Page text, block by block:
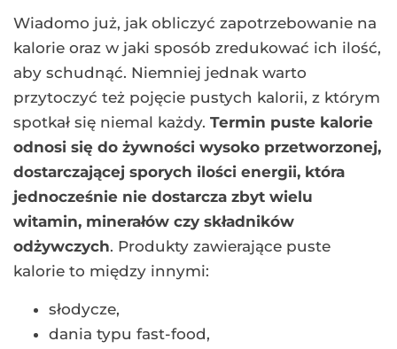
Wiadomo już, jak obliczyć zapotrzebowanie na
kalorie oraz w jaki sposób zredukować ich ilość,
aby schudnąć. Niemniej jednak warto
przytoczyć też pojęcie pustych kalorii, z którym
spotkał się niemal każdy. Termin puste kalorie
odnosi się do żywności wysoko przetworzonej,
dostarczającej sporych ilości energii, która
jednocześnie nie dostarcza zbyt wielu
witamin, minerałów czy składników
odżywczych. Produkty zawierające puste
kalorie to między innymi:
słodycze,
dania typu fast-food,